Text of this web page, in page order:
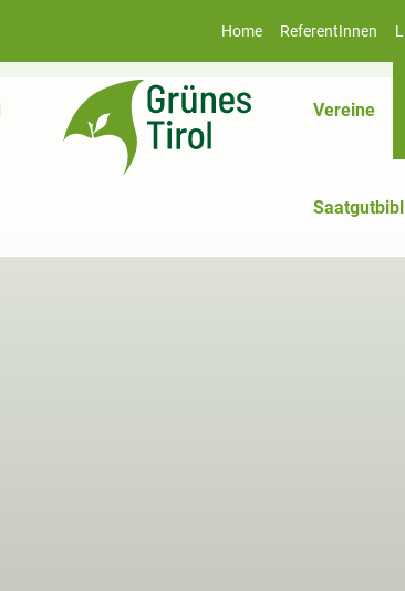
Home ReferentInnen
Vereine